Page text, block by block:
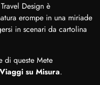
Design è
erompe in una miriade
in scenari da cartolina
di queste Mete
su Misura.